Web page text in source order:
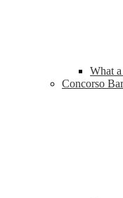
What
Concorso